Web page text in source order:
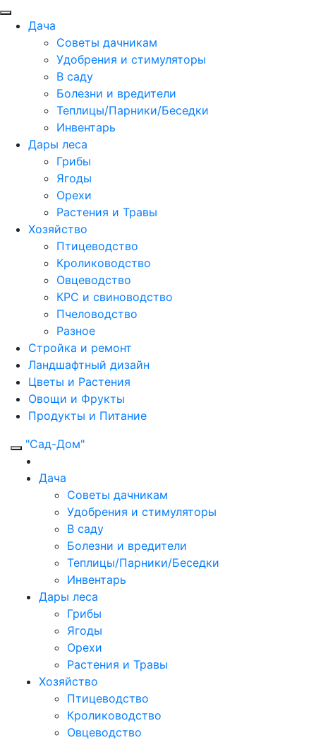
Дача
Советы дачникам
Удобрения и стимуляторы
В саду
Болезни и вредители
Теплицы/Парники/Беседки
Инвентарь
Дары леса
Грибы
Ягоды
Орехи
Растения и Травы
Хозяйство
Птицеводство
Кролиководство
Овцеводство
КРС и свиноводство
Пчеловодство
Разное
Стройка и ремонт
Ландшафтный дизайн
Цветы и Растения
Овощи и Фрукты
Продукты и Питание
"Сад-Дом"
Дача
Советы дачникам
Удобрения и стимуляторы
В саду
Болезни и вредители
Теплицы/Парники/Беседки
Инвентарь
Дары леса
Грибы
Ягоды
Орехи
Растения и Травы
Хозяйство
Птицеводство
Кролиководство
Овцеводство